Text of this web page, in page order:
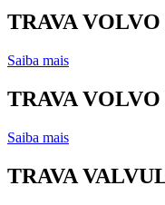
TRAVA VOLVO
Saiba mais
TRAVA VOLVO
Saiba mais
TRAVA